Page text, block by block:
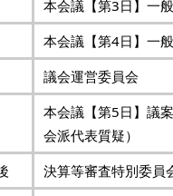
本会議【第3日】一
本会議【第4日】一
議会運営委員会
本会議【第5日】議
会派代表質疑）
決算等審査特別委員